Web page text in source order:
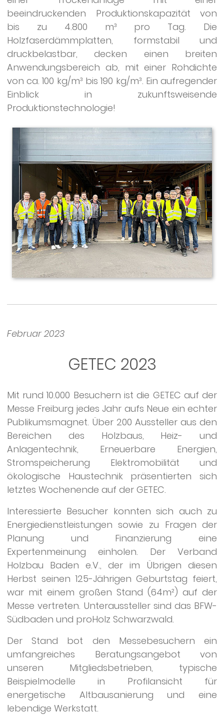
beeindruckenden Produktionskapazität von
bis zu 4.800 m³ pro Tag. Die
Holzfaserdämmplatten, formstabil und
druckbelastbar, decken einen breiten
Anwendungsbereich ab, mit einer Rohdichte
von ca. 100 kg/m³ bis 190 kg/m³. Ein aufregender
Einblick in zukunftsweisende
Produktionstechnologie!
Februar 2023
GETEC 2023
Mit rund 10.000 Besuchern ist die GETEC auf der
Messe Freiburg jedes Jahr aufs Neue ein echter
Publikumsmagnet. Über 200 Aussteller aus den
Bereichen des Holzbaus, Heiz- und
Anlagentechnik, Erneuerbare Energien,
Stromspeicherung Elektromobilität und
ökologische Haustechnik präsentierten sich
letztes Wochenende auf der GETEC.
Interessierte Besucher konnten sich auch zu
Energiedienstleistungen sowie zu Fragen der
Planung und Finanzierung eine
Expertenmeinung einholen. Der Verband
Holzbau Baden e.V., der im Übrigen diesen
Herbst seinen 125-Jährigen Geburtstag feiert,
war mit einem großen Stand (64m²) auf der
Messe vertreten. Unteraussteller sind das BFW-
Südbaden und proHolz Schwarzwald.
Der Stand bot den Messebesuchern ein
umfangreiches Beratungsangebot von
unseren Mitgliedsbetrieben, typische
Beispielmodelle in Profilansicht für
energetische Altbausanierung und eine
lebendige Werkstatt.